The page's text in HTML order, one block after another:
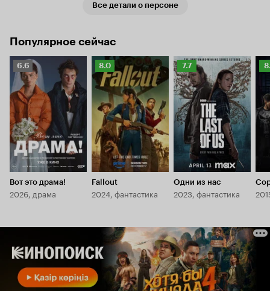
Все детали о персоне
Популярное сейчас
Рейтинг
Кинопоиска
6.6
6.6
Вот это драма!
2026, драма
Рейтинг
Кинопоиска
8.0
8.0
Fallout
2024, фантастика
Рейтинг
Кинопоиска
7.7
7.7
Одни из нас
2023, фантастика